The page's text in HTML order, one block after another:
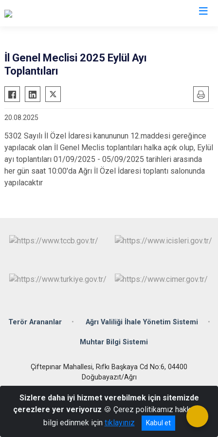
Diyadin
Doğubayazıt
Hamur
Patnos
Taşlıçay
Tutak
İl Genel Meclisi 2025 Eylül Ayı
Toplantıları
20.08.2025
5302 Sayılı İl Özel İdaresi kanununun 12.maddesi gereğince
yapılacak olan İl Genel Meclis toplantıları halka açık olup, Eylül
ayı toplantıları 01/09/2025 - 05/09/2025 tarihleri arasında
her gün saat 10:00'da Ağrı İl Özel İdaresi toplantı salonunda
yapılacaktır
Terör Arananlar Ağrı Valiliği İhale Yönetim Sistemi
Muhtar Bilgi Sistemi
Çiftepınar Mahallesi, Rıfkı Başkaya Cd No:6, 04400
Doğubayazıt/Ağrı
Sizlere daha iyi hizmet verebilmek için sitemizde
çerezlere yer veriyoruz 🍪 Çerez politikamız hakkında
bilgi edinmek için tıklayınız Kabul et